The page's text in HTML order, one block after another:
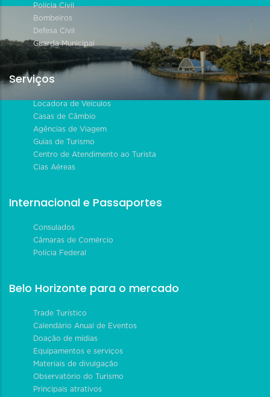
Polícia Civil
Bombeiros
Defesa Civil
Guarda Municipal
Serviços
Locadora de Veículos
Casas de Câmbio
Agências de Viagem
Guias de Turismo
Centro de Atendimento ao Turista
Cias Aéreas
Internacional e Passaportes
Consulados
Câmaras de Comércio
Polícia Federal
Belo Horizonte para o mercado
Trade Turístico
Calendário Anual de Eventos
Doação de mídias
Equipamentos e serviços
Materiais de divulgação
Observatório do Turismo
Principais atrativos